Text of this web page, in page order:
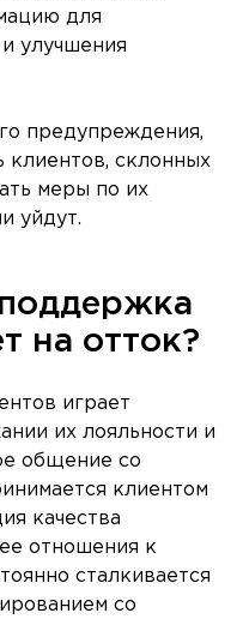
для
улучшения
предупреждения,
клиентов, склонных
меры по их
уйдут.
на отток?
играет
их лояльности и
общение со
клиентом
качества
отношения к
сталкивается
со